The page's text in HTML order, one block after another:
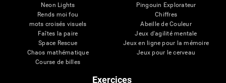
Neon Lights
Rends moi fou
mots croisés visuels
Faîtes la paire
Space Rescue
Chaos mathématique
Course de billes
Pingouin Explorateur
Chiffres
Abeille de Couleur
Jeux d'agilité mentale
Jeux en ligne pour la mémoire
Jeux pour le cerveau
Exercices